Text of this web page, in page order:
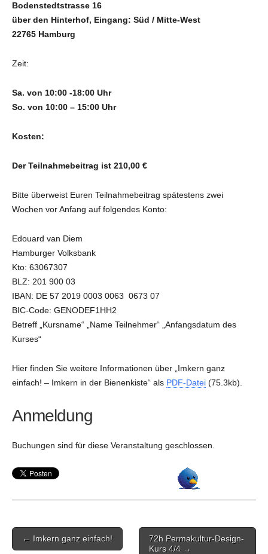
Bodenstedtstrasse 16
über den Hinterhof, Eingang: Süd / Mitte-West
22765 Hamburg
Zeit:
Sa. von 10:00 -18:00 Uhr
So. von 10:00 – 15:00 Uhr
Kosten:
Der Teilnahmebeitrag ist 210,00 €
Bitte überweist Euren Teilnahmebeitrag spätestens zwei
Wochen vor Anfang auf folgendes Konto:
Edouard van Diem
Hamburger Volksbank
Kto: 63067307
BLZ: 201 900 03
IBAN: DE 57 2019 0003 0063 0673 07
BIC-Code: GENODEF1HH2
Betreff „Kursname“ „Name Teilnehmer“ „Anfangsdatum des
Kurses“
Hier finden Sie weitere Informationen über „Imkern ganz
einfach! – Imkern in der Bienenkiste“ als PDF-Datei (75.3kb).
Anmeldung
Buchungen sind für diese Veranstaltung geschlossen.
Post
navigation
← Imkern ganz einfach!
72h Permakultur-Design-
Kurs 4/4 →